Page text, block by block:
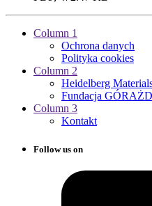
Column 1
Ochrona danych
Polityka cookies
Column 2
Heidelberg
Fundacja
Column 3
Kontakt
Follow us on